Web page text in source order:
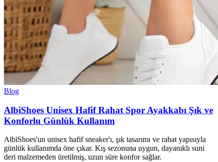
Blog
AlbiShoes Unisex Hafif Rahat Spor Ayakkabı Şık ve
Konforlu Günlük Kullanım
AlbiShoes'un unisex hafif sneaker'ı, şık tasarımı ve rahat yapısıyla
günlük kullanımda öne çıkar. Kış sezonuna uygun, dayanıklı suni
deri malzemeden üretilmiş, uzun süre konfor sağlar.